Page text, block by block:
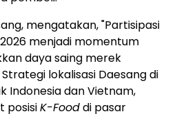
mengatakan, "Partisipasi
menjadi momentum
daya saing merek
lokalisasi Daesang di
Indonesia dan Vietnam,
posisiK-Fooddi pasar